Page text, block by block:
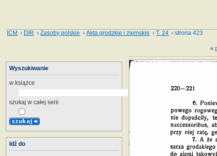
ICM › DIR ›Zasoby polskie ›Akta grodzkie i ziemskie ›T. 24 › strona 423
«
Wyszukiwanie
w książce
szukaj w całej serii
Idź do